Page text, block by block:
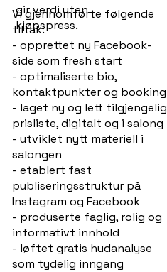
gir verdi uten
kjøpspress.
Vi gjennomførte følgende
tiltak:
- opprettet ny Facebook-
side som fresh start
- optimaliserte bio,
kontaktpunkter og booking
- laget ny og lett tilgjengelig
prisliste, digitalt og i salong
- utviklet nytt materiell i
salongen
- etablert fast
publiseringsstruktur på
Instagram og Facebook
- produserte faglig, rolig og
informativt innhold
- løftet gratis hudanalyse
som tydelig inngang